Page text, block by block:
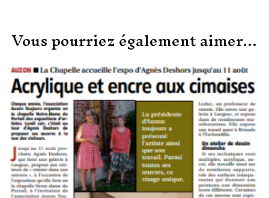
Vous pourriez également aimer...